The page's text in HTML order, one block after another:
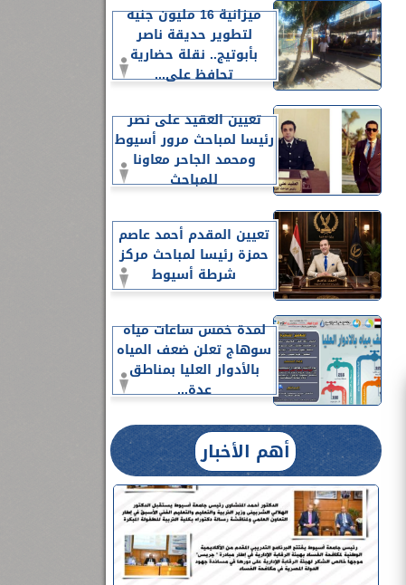
ميزانية 16 مليون جنيه
لتطوير حديقة ناصر
بأبوتيج.. نقلة حضارية
تحافظ على...
تعيين العقيد على نصر
رئيسا لمباحث مرور أسيوط
ومحمد الجاحر معاونا
للمباحث
تعيين المقدم أحمد عاصم
حمزة رئيسا لمباحث مركز
شرطة أسيوط
لمدة خمس ساعات مياه
سوهاج تعلن ضعف المياه
بالأدوار العليا بمناطق
عدة...
أهم الأخبار